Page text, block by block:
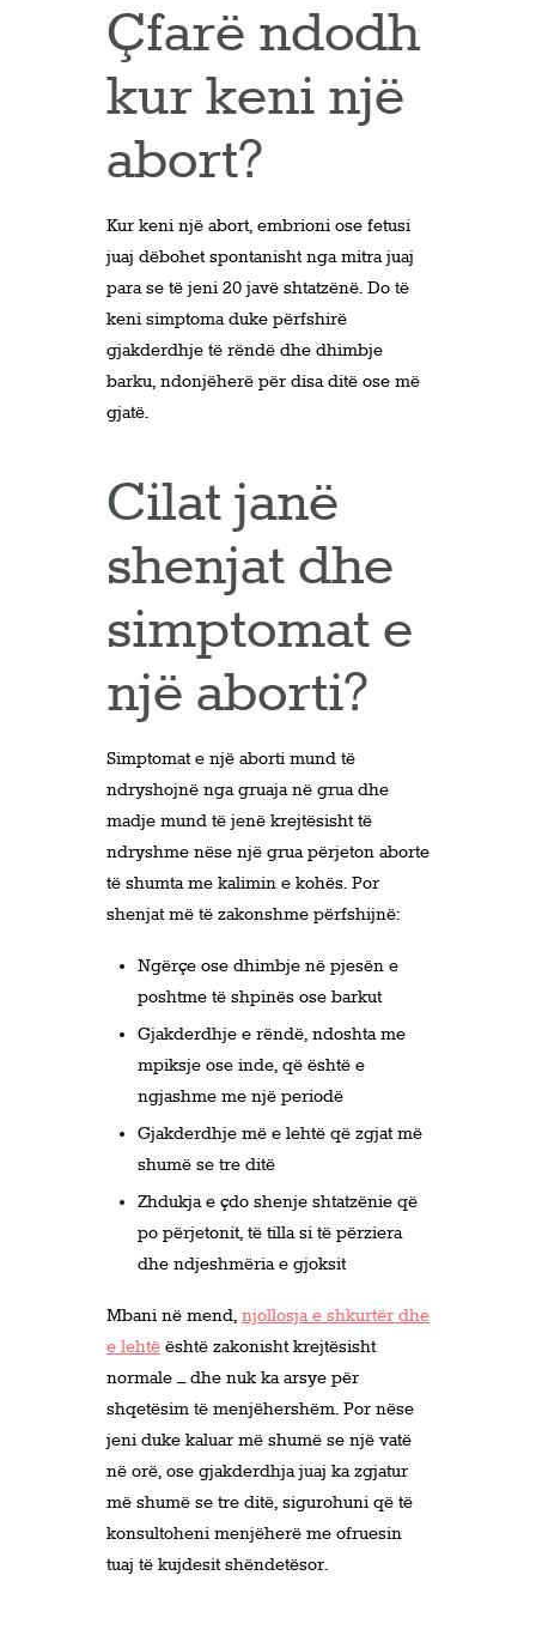
Çfarë ndodh
kur keni një
abort?
Kur keni një abort, embrioni ose fetusi
juaj dëbohet spontanisht nga mitra juaj
para se të jeni 20 javë shtatzënë. Do të
keni simptoma duke përfshirë
gjakderdhje të rëndë dhe dhimbje
barku, ndonjëherë për disa ditë ose më
gjatë.
Cilat janë
shenjat dhe
simptomat e
një aborti?
Simptomat e një aborti mund të
ndryshojnë nga gruaja në grua dhe
madje mund të jenë krejtësisht të
ndryshme nëse një grua përjeton aborte
të shumta me kalimin e kohës. Por
shenjat më të zakonshme përfshijnë:
Ngërçe ose dhimbje në pjesën e
poshtme të shpinës ose barkut
Gjakderdhje e rëndë, ndoshta me
mpiksje ose inde, që është e
ngjashme me një periodë
Gjakderdhje më e lehtë që zgjat më
shumë se tre ditë
Zhdukja e çdo shenje shtatzënie që
po përjetonit, të tilla si të përziera
dhe ndjeshmëria e gjoksit
Mbani në mend, njollosja e shkurtër dhe
e lehtë është zakonisht krejtësisht
normale – dhe nuk ka arsye për
shqetësim të menjëhershëm. Por nëse
jeni duke kaluar më shumë se një vatë
në orë, ose gjakderdhja juaj ka zgjatur
më shumë se tre ditë, sigurohuni që të
konsultoheni menjëherë me ofruesin
tuaj të kujdesit shëndetësor.